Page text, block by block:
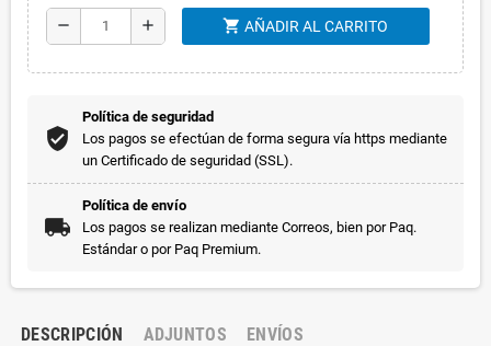
remove add shopping_cart AÑADIR AL CARRITO
Política de seguridad
Los pagos se efectúan de forma segura vía https mediante
un Certificado de seguridad (SSL).
Política de envío
Los pagos se realizan mediante Correos, bien por Paq.
Estándar o por Paq Premium.
DESCRIPCIÓN ADJUNTOS ENVÍOS